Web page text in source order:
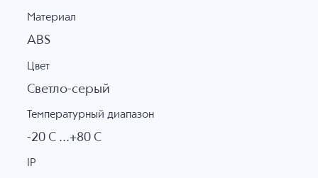
Материал
ABS
Цвет
Светло-серый
Температурный диапазон
-20 C ...+80 C
IP